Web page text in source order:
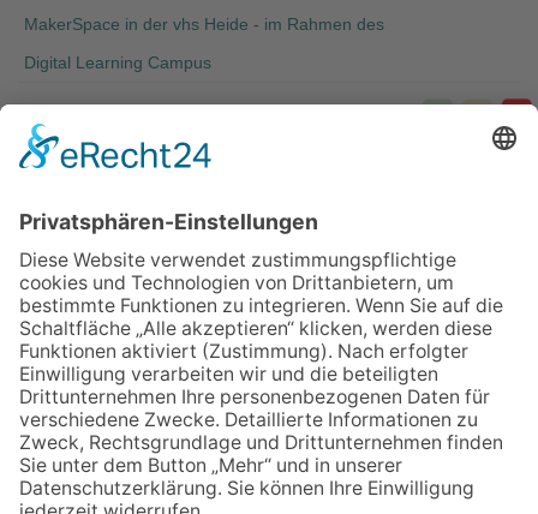
MakerSpace in der vhs Heide - im Rahmen des
Digital Learning Campus
MakerSpace in der vhs Heide - im Rahmen des
bestimmen Sie! - in Kooperation mit der
Verbraucherzentrale
Vortrag
Patientenverfügung: Über Ihre Behandlung
bestimmten Sie! - in Kooperation mit der
Verbraucherzentrale Vortrag
Paula Modersohn-Becker: Ein Künstlerinnenleben